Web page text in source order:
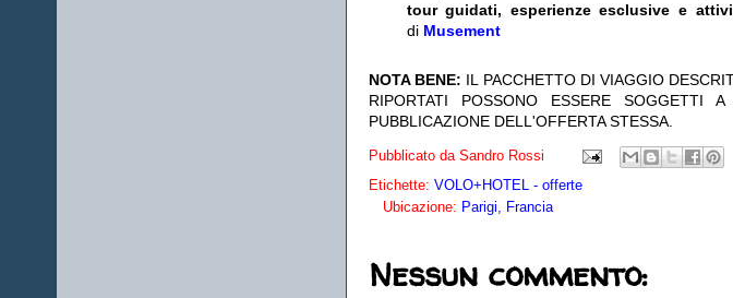
tour guidati, esperienze esclusive e
di Musement
NOTA BENE: IL PACCHETTO DI VIAGGIO
RIPORTATI POSSONO ESSERE SOGGETTI
PUBBLICAZIONE DELL'OFFERTA STESSA.
Pubblicato da Sandro Rossi
Etichette: VOLO+HOTEL - offerte
Ubicazione: Parigi, Francia
Nessun commento: